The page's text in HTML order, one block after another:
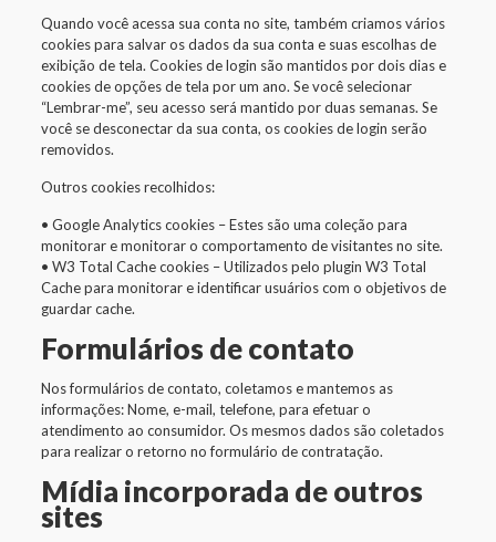
Quando você acessa sua conta no site, também criamos vários
cookies para salvar os dados da sua conta e suas escolhas de
exibição de tela. Cookies de login são mantidos por dois dias e
cookies de opções de tela por um ano. Se você selecionar
“Lembrar-me”, seu acesso será mantido por duas semanas. Se
você se desconectar da sua conta, os cookies de login serão
removidos.
Outros cookies recolhidos:
• Google Analytics cookies – Estes são uma coleção para
monitorar e monitorar o comportamento de visitantes no site.
• W3 Total Cache cookies – Utilizados pelo plugin W3 Total
Cache para monitorar e identificar usuários com o objetivos de
guardar cache.
Formulários de contato
Nos formulários de contato, coletamos e mantemos as
informações: Nome, e-mail, telefone, para efetuar o
atendimento ao consumidor. Os mesmos dados são coletados
para realizar o retorno no formulário de contratação.
Mídia incorporada de outros
sites